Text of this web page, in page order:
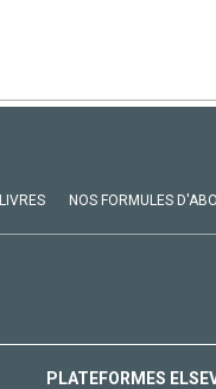
LIVRES NOS FORMULES
PLATEFORMES